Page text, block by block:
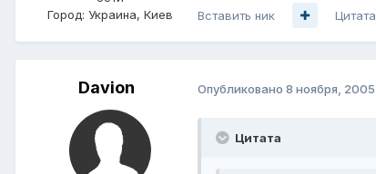
Город: Украина, Киев Вставить ник Цитата
Davion Опубликовано 8 ноября, 2005
Цитата